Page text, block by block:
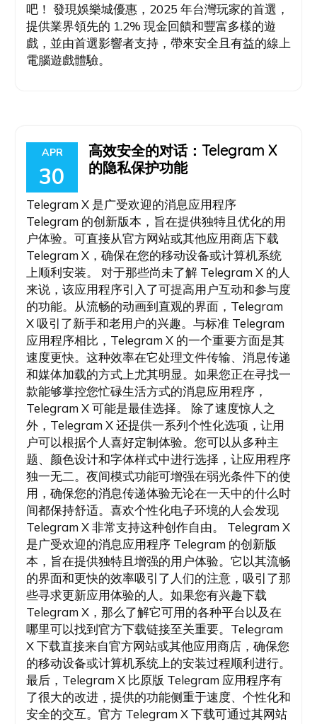
吧！ 發現娛樂城優惠，2025 年台灣玩家的首選，
提供業界領先的 1.2% 現金回饋和豐富多樣的遊
戲，並由首選影響者支持，帶來安全且有益的線上
電腦遊戲體驗。
APR
30
高效安全的对话：Telegram X
的隐私保护功能
Telegram X 是广受欢迎的消息应用程序
Telegram 的创新版本，旨在提供独特且优化的用
户体验。可直接从官方网站或其他应用商店下载
Telegram X，确保在您的移动设备或计算机系统
上顺利安装。 对于那些尚未了解 Telegram X 的人
来说，该应用程序引入了可提高用户互动和参与度
的功能。从流畅的动画到直观的界面，Telegram
X 吸引了新手和老用户的兴趣。与标准 Telegram
应用程序相比，Telegram X 的一个重要方面是其
速度更快。这种效率在它处理文件传输、消息传递
和媒体加载的方式上尤其明显。如果您正在寻找一
款能够掌控您忙碌生活方式的消息应用程序，
Telegram X 可能是最佳选择。 除了速度惊人之
外，Telegram X 还提供一系列个性化选项，让用
户可以根据个人喜好定制体验。您可以从多种主
题、颜色设计和字体样式中进行选择，让应用程序
独一无二。夜间模式功能可增强在弱光条件下的使
用，确保您的消息传递体验无论在一天中的什么时
间都保持舒适。喜欢个性化电子环境的人会发现
Telegram X 非常支持这种创作自由。 Telegram X
是广受欢迎的消息应用程序 Telegram 的创新版
本，旨在提供独特且增强的用户体验。它以其流畅
的界面和更快的效率吸引了人们的注意，吸引了那
些寻求更新应用体验的人。如果您有兴趣下载
Telegram X，那么了解它可用的各种平台以及在
哪里可以找到官方下载链接至关重要。Telegram
X 下载直接来自官方网站或其他应用商店，确保您
的移动设备或计算机系统上的安装过程顺利进行。
最后，Telegram X 比原版 Telegram 应用程序有
了很大的改进，提供的功能侧重于速度、个性化和
安全的交互。官方 Telegram X 下载可通过其网站